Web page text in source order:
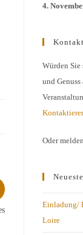
4.
Kontakt
Würden Sie
und Genuss
Oder
Einladung/
Loire